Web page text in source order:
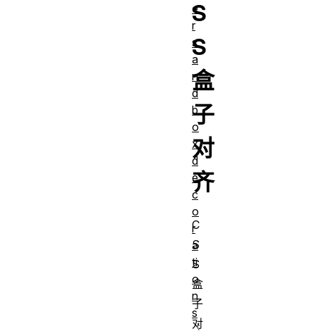
S
S
盒
子
对
齐
C
S
S
盒
子
对
e
r
s
a
n
d
b
o
x
d
e
c
o
r
a
ti
o
n
s